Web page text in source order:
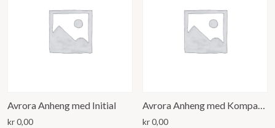
Avrora Anheng med Initial
kr0,00
Avrora Anheng med Kompass og Koordinater
kr0,00